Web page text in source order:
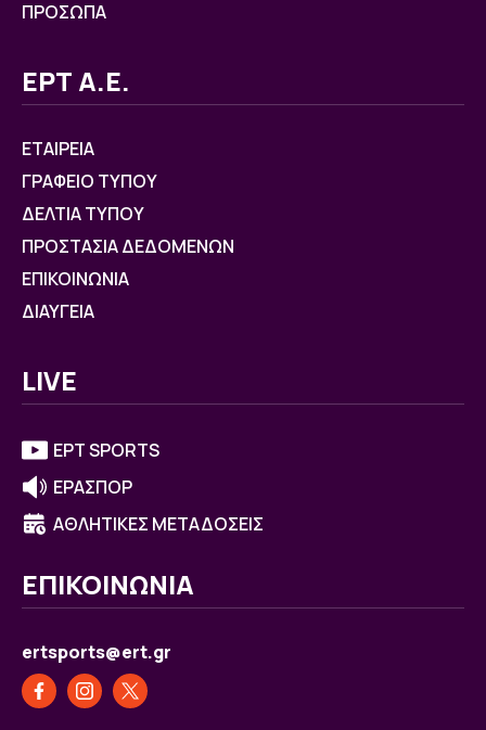
ΠΡΟΣΩΠΑ
ΕΡΤ Α.Ε.
ΕΤΑΙΡΕΙΑ
ΓΡΑΦΕΙΟ ΤΥΠΟΥ
ΔΕΛΤΙΑ ΤΥΠΟΥ
ΠΡΟΣΤΑΣΙΑ ΔΕΔΟΜΕΝΩΝ
ΕΠΙΚΟΙΝΩΝΙΑ
ΔΙΑΥΓΕΙΑ
LIVE
ΕΡΤ SPORTS
ΕΡΑΣΠΟΡ
ΑΘΛΗΤΙΚΕΣ ΜΕΤΑΔΟΣΕΙΣ
ΕΠΙΚΟΙΝΩΝΙΑ
ertsports@ert.gr